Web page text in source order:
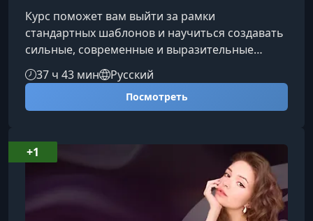
Курс поможет вам выйти за рамки
стандартных шаблонов и научиться создавать
сильные, современные и выразительные
презентации, которые удерживают внимание,
продают идею и формируют
профессиональный образ. Вы освоите
авторы деловых и креативных
презентаций.Что ждёт вас на курсеОбучение
построено на реальных кейсах, разборе работ
и игровых форматах. Каждый модуль
37 ч 43 мин Русский
Посмотреть
+1